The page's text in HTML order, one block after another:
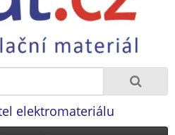
elektromateriálu